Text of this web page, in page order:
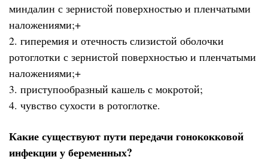
миндалин с зернистой поверхностью и пленчатыми
наложениями;+
2. гиперемия и отечность слизистой оболочки
ротоглотки с зернистой поверхностью и пленчатыми
наложениями;+
3. приступообразный кашель с мокротой;
4. чувство сухости в ротоглотке.
Какие существуют пути передачи гонококковой
инфекции у беременных?